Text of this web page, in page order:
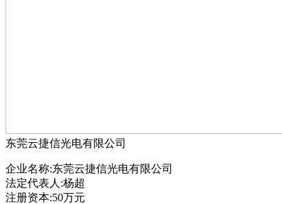
东莞云捷信光电有限公司
企业名称:东莞云捷信光电有限公司
法定代表人:杨超
注册资本:50万元